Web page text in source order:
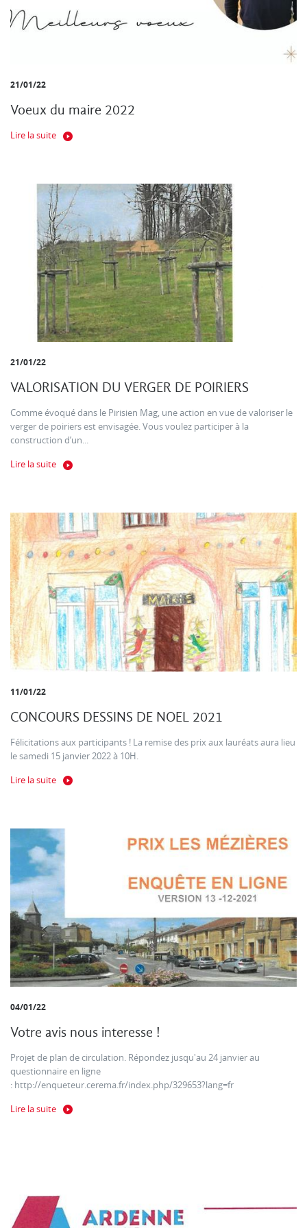
21/01/22
Voeux du maire 2022
Lire la suite
21/01/22
VALORISATION DU VERGER DE POIRIERS
Comme évoqué dans le Pirisien Mag, une action en vue de valoriser le
verger de poiriers est envisagée. Vous voulez participer à la
construction d’un...
Lire la suite
11/01/22
CONCOURS DESSINS DE NOEL 2021
Félicitations aux participants ! La remise des prix aux lauréats aura lieu
le samedi 15 janvier 2022 à 10H.
Lire la suite
04/01/22
Votre avis nous interesse !
Projet de plan de circulation. Répondez jusqu'au 24 janvier au
questionnaire en ligne
: http://enqueteur.cerema.fr/index.php/329653?lang=fr
Lire la suite